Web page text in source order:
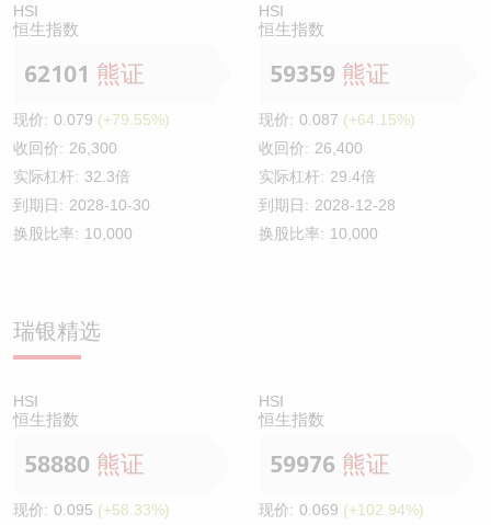
HSI
恒生指数
62101 熊证
现价: 0.079 (+79.55%)
收回价: 26,300
实际杠杆: 32.3倍
到期日: 2028-10-30
换股比率: 10,000
HSI
恒生指数
59359 熊证
现价: 0.087 (+64.15%)
收回价: 26,400
实际杠杆: 29.4倍
到期日: 2028-12-28
换股比率: 10,000
瑞银精选
HSI
恒生指数
58880 熊证
现价: 0.095 (+58.33%)
HSI
恒生指数
59976 熊证
现价: 0.069 (+102.94%)